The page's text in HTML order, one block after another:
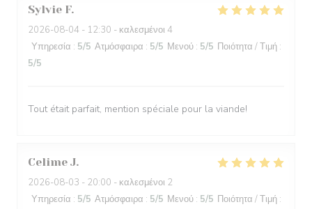
Sylvie F
2026-08-04 - 12:30 - καλεσμένοι 4
Υπηρεσία : 5/5 Ατμόσφαιρα : 5/5 Μενού : 5/5 Ποιότητα / Τιμή :
5/5
Tout était parfait, mention spéciale pour la viande!
Celime J
2026-08-03 - 20:00 - καλεσμένοι 2
Υπηρεσία : 5/5 Ατμόσφαιρα : 5/5 Μενού : 5/5 Ποιότητα / Τιμή :